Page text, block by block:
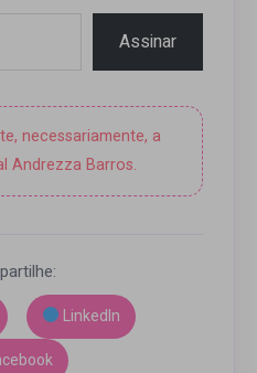
Assinar
necessariamente, a
Andrezza Barros.
LinkedIn